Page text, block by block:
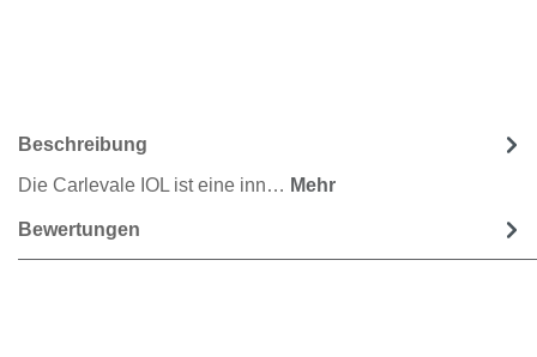
Beschreibung
Die Carlevale IOL ist eine inn… Mehr
Bewertungen